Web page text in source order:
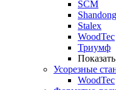
SCM
Shandong
Stalex
WoodTec
Триумф
Усорезные
WoodTec